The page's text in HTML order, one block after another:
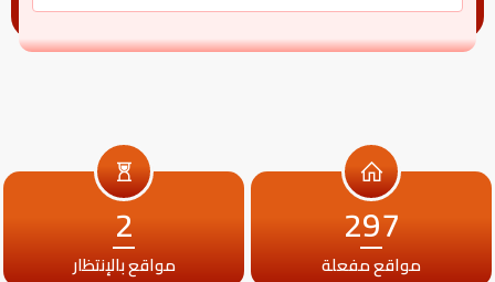
297
مواقع مفعلة
2
مواقع بالإنتظار